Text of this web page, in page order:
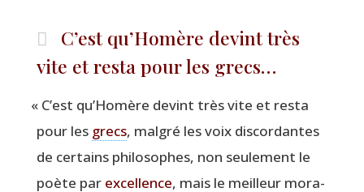
C’est qu’Homère devint très
vite et resta pour les grecs…
« C’est qu’Homère devint très vite et res­ta
pour les grecs, mal­gré les voix dis­cor­dantes
de cer­tains phi­lo­sophes, non seule­ment le
poète par excel­lence, mais le meilleur mora­